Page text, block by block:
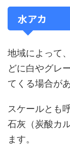
水アカ
地域によって
どに白やグレ
てくる場合が
スケールとも
石灰（炭酸カ
ます。